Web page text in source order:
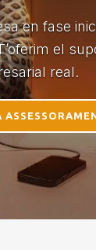
en fase
el
real.